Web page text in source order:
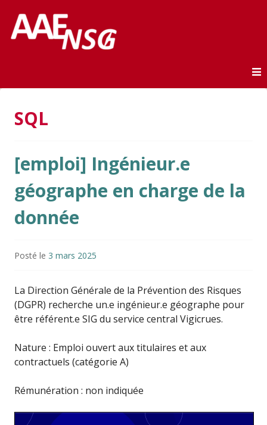
AAE-ENSG
SQL
[emploi] Ingénieur.e
géographe en charge de la
donnée
Posté le 3 mars 2025
La Direction Générale de la Prévention des Risques
(DGPR) recherche un.e ingénieur.e géographe pour
être référent.e SIG du service central Vigicrues.
Nature : Emploi ouvert aux titulaires et aux
contractuels (catégorie A)
Rémunération : non indiquée